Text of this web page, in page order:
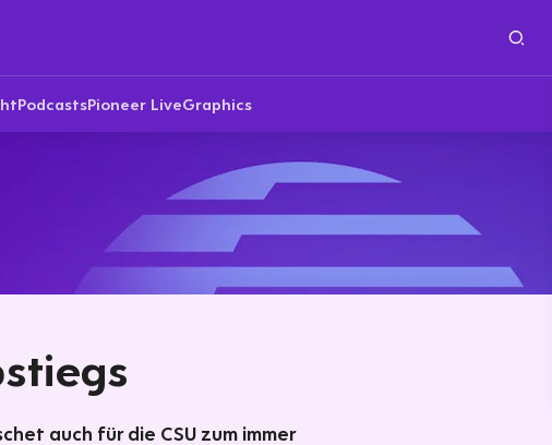
PodcastsPioneer LiveGraphics
auch für die CSU zum immer